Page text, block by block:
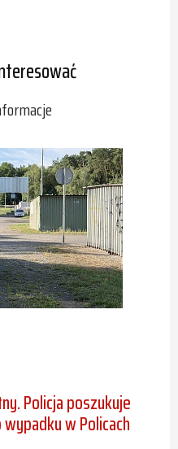
Policja poszukuje
w Policach